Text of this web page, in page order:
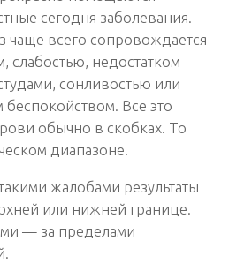
сегодня заболевания.
чаще всего сопровождается
слабостью, недостатком
сонливостью или
Все это
обычно в скобках. То
диапазоне.
жалобами результаты
или нижней границе.
— за пределами